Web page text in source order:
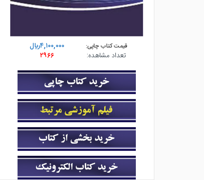
قیمت کتاب چاپی:
۴,۱۰۰,۰۰۰ريال
تعداد مشاهده:
۲۹۶۶